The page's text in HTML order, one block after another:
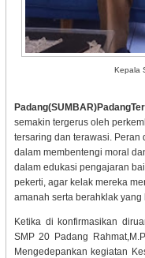
Kepala
semakin tergerus oleh
tersaring dan terawasi.
dalam membentengi moral
dalam edukasi pengajaran
pekerti, agar kelak mereka
amanah serta berahklak yang
Ketika di konfirmasikan
SMP 20 Padang
Mengedepankan kegiatan